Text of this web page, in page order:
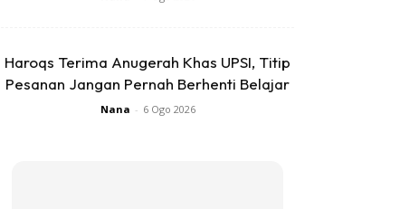
Haroqs Terima Anugerah Khas UPSI, Titip
Pesanan Jangan Pernah Berhenti Belajar
Nana - 6 Ogo 2026